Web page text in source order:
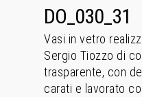
DO_030_31
Vasi in vetro
Sergio Tiozzo di
trasparente, con
carati e lavorato